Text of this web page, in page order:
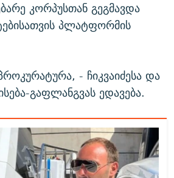
კორპუსთან გეგმავდა
პლატფორმის
- ჩიკვაიძესა და
გაფლანგვას ედავება.